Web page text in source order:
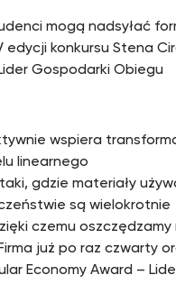
mogą nadsyłać
edycji konkursu Stena
Gospodarki Obiegu
wspiera
linearnego
gdzie materiały
są wielokrotnie
czemu oszczędzamy
już po raz czwarty
Economy Award –